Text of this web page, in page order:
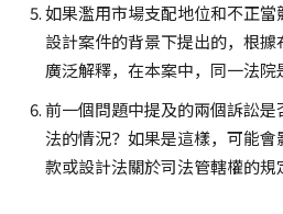
如果濫用市場支配地位和不正
設計案件的背景下提出的，根
廣泛解釋，在本案中，同一法院
前一個問題中提及的兩個訴訟
法的情況？如果是這樣，可能
款或設計法關於司法管轄權的規